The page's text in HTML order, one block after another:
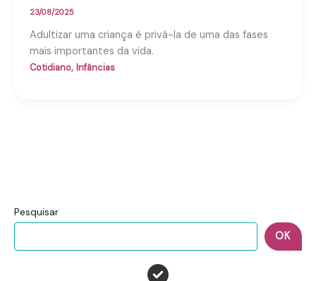
Pesquisar
OK
23/08/2025
Adultizar uma criança é privá-la de uma das fases
mais importantes da vida.
Cotidiano, Infâncias